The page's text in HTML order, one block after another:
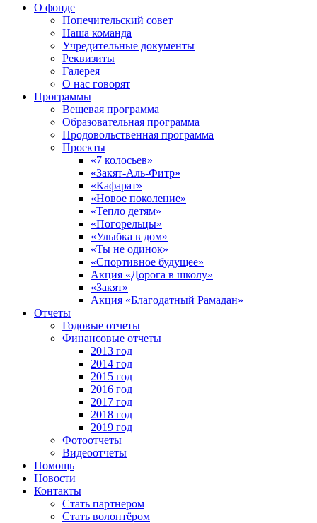
О фонде
Попечительский совет
Наша команда
Учредительные документы
Реквизиты
Галерея
О нас говорят
Программы
Вещевая программа
Образовательная программа
Продовольственная программа
Проекты
«7 колосьев»
«Закят-Аль-Фитр»
«Кафарат»
«Новое поколение»
«Тепло детям»
«Погорельцы»
«Улыбка в дом»
«Ты не одинок»
«Спортивное будущее»
Акция «Дорога в школу»
«Закят»
Акция «Благодатный Рамадан»
Отчеты
Годовые отчеты
Финансовые отчеты
2013 год
2014 год
2015 год
2016 год
2017 год
2018 год
2019 год
Фотоотчеты
Видеоотчеты
Помощь
Новости
Контакты
Стать партнером
Стать волонтёром